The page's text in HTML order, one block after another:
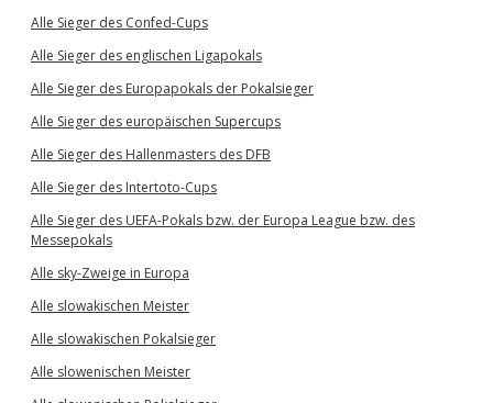
Alle Sieger des Confed-Cups
Alle Sieger des englischen Ligapokals
Alle Sieger des Europapokals der Pokalsieger
Alle Sieger des europäischen Supercups
Alle Sieger des Hallenmasters des DFB
Alle Sieger des Intertoto-Cups
Alle Sieger des UEFA-Pokals bzw. der Europa League bzw. des
Messepokals
Alle sky-Zweige in Europa
Alle slowakischen Meister
Alle slowakischen Pokalsieger
Alle slowenischen Meister